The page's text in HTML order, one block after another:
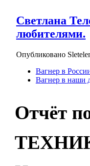
Светлана
любителями.
Опубликовано
Вагнер в
Вагнер в наши
Отчёт